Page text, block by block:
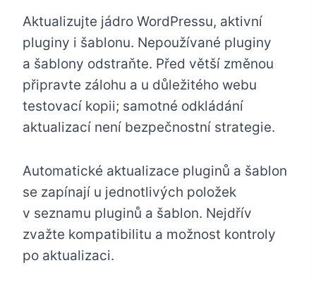
Aktualizujte jádro WordPressu, aktivní
pluginy i šablonu. Nepoužívané pluginy
a šablony odstraňte. Před větší změnou
připravte zálohu a u důležitého webu
testovací kopii; samotné odkládání
aktualizací není bezpečnostní strategie.
Automatické aktualizace pluginů a šablon
se zapínají u jednotlivých položek
v seznamu pluginů a šablon. Nejdřív
zvažte kompatibilitu a možnost kontroly
po aktualizaci.